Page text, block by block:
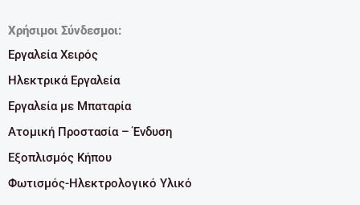
Χρήσιμοι Σύνδεσμοι:
Εργαλεία Χειρός
Ηλεκτρικά Εργαλεία
Εργαλεία με Μπαταρία
Ατομική Προστασία – Ένδυση
Εξοπλισμός Κήπου
Φωτισμός-Ηλεκτρολογικό Υλικό